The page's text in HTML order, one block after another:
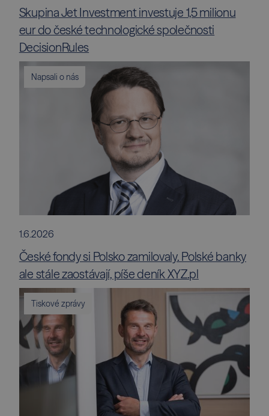
Skupina Jet Investment investuje 1,5 milionu
eur do české technologické společnosti
DecisionRules
Napsali o nás
1.6.2026
České fondy si Polsko zamilovaly. Polské banky
ale stále zaostávají, píše deník XYZ.pl
Tiskové zprávy